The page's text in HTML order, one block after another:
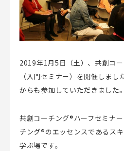
2019年1月5日（土）、共創コ
（入門セミナー）を開催しま
からも参加していただきました。
共創コーチング®️ハーフセミナ
チング®のエッセンスであるス
学ぶ場です。